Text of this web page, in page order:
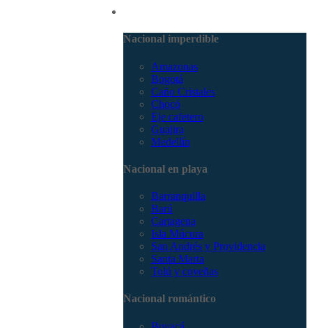
Nacional imperdible
Amazonas
Bogotá
Caño Cristales
Chocó
Eje cafetero
Guajira
Medellín
Nacional en playa
Barranquilla
Barú
Cartagena
Isla Múcura
San Andrés y Providencia
Santa Marta
Tolú y coveñas
Nacional romántico